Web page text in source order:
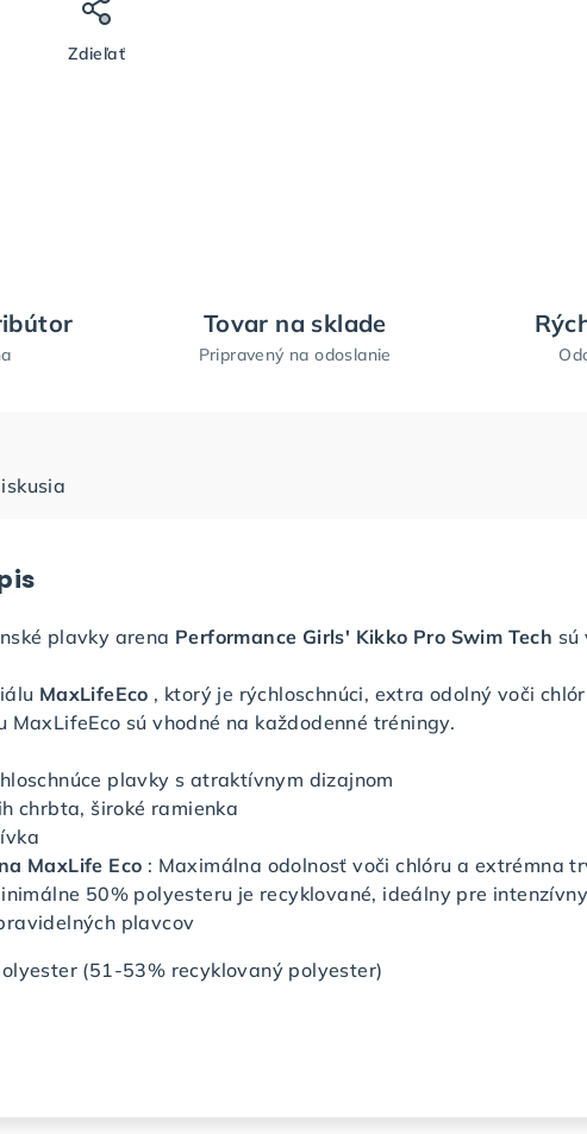
Zdieľať
Tovar na sklade
Pripravený na odoslanie
plavky arena Performance Girls' Kikko Pro Swim Tech sú
MaxLifeEco , ktorý je rýchloschnúci, extra odolný voči
MaxLifeEco sú vhodné na každodenné tréningy.
plavky s atraktívnym dizajnom
chrbta, široké ramienka
MaxLife Eco : Maximálna odolnosť voči chlóru a extrémna
50% polyesteru je recyklované, ideálny pre
plavcov
(51-53% recyklovaný polyester)